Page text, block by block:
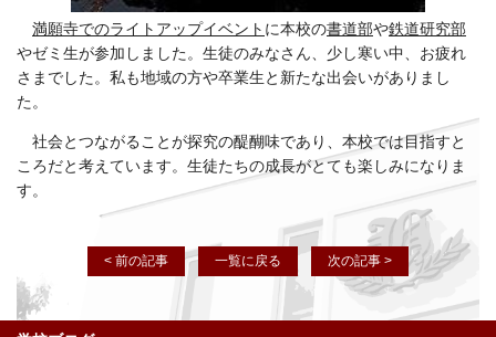
満願寺でのライトアップイベント に本校の書道部や鉄道研究部
やゼミ生が参加しました。生徒のみなさん、少し寒い中、お疲れ
さまでした。私も地域の方や卒業生と新たな出会いがありまし
た。
社会とつながることが探究の醍醐味であり、本校では目指すと
ころだと考えています。生徒たちの成長がとても楽しみになりま
す。
< 前の記事 一覧に戻る 次の記事 >